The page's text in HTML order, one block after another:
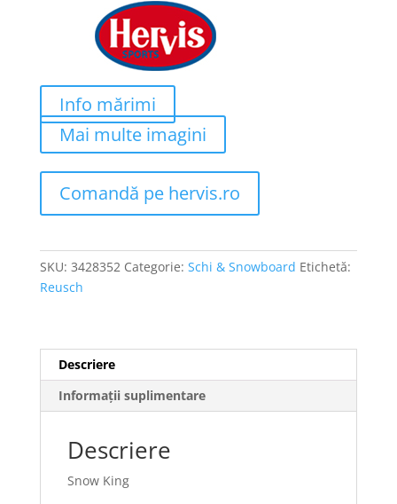
Info mărimi
Mai multe imagini
Comandă pe hervis.ro
SKU: 3428352 Categorie: Schi & Snowboard Etichetă:
Reusch
Descriere
Informații suplimentare
Descriere
Snow King